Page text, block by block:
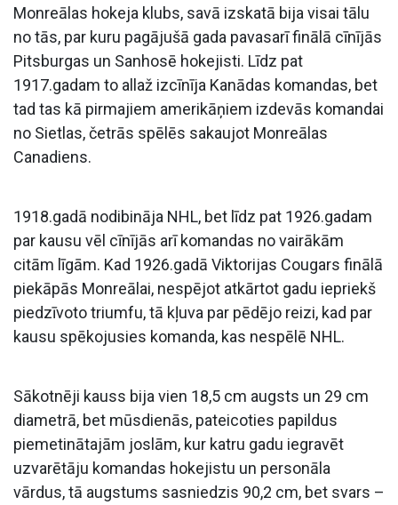
Monreālas hokeja klubs, savā izskatā bija visai tālu
no tās, par kuru pagājušā gada pavasarī finālā cīnījās
Pitsburgas un Sanhosē hokejisti. Līdz pat
1917.gadam to allaž izcīnīja Kanādas komandas, bet
tad tas kā pirmajiem amerikāņiem izdevās komandai
no Sietlas, četrās spēlēs sakaujot Monreālas
Canadiens.
1918.gadā nodibināja NHL, bet līdz pat 1926.gadam
par kausu vēl cīnījās arī komandas no vairākām
citām līgām. Kad 1926.gadā Viktorijas Cougars finālā
piekāpās Monreālai, nespējot atkārtot gadu iepriekš
piedzīvoto triumfu, tā kļuva par pēdējo reizi, kad par
kausu spēkojusies komanda, kas nespēlē NHL.
Sākotnēji kauss bija vien 18,5 cm augsts un 29 cm
diametrā, bet mūsdienās, pateicoties papildus
piemetinātajām joslām, kur katru gadu iegravēt
uzvarētāju komandas hokejistu un personāla
vārdus, tā augstums sasniedzis 90,2 cm, bet svars –